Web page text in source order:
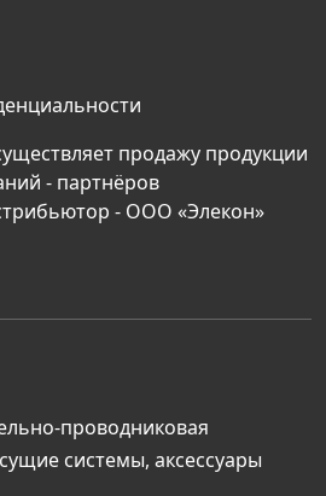
продажу продукции
- партнёров
- ООО «Элекон»
проводниковая
системы, аксессуары